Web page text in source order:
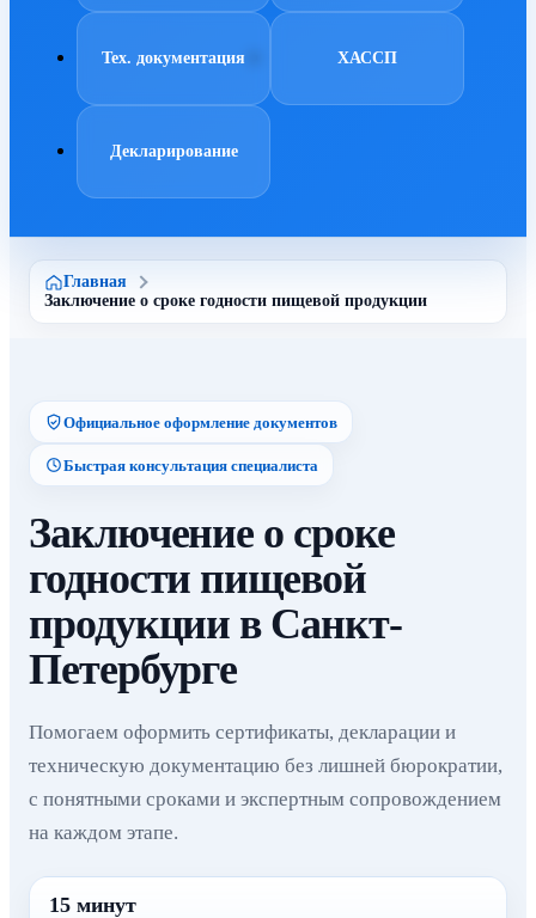
Тех. документация ХАССП
Декларирование
Главная
Заключение о сроке годности пищевой продукции
Официальное оформление документов
Быстрая консультация специалиста
Заключение о сроке
годности пищевой
продукции в Санкт-
Петербурге
Помогаем оформить сертификаты, декларации и
техническую документацию без лишней бюрократии,
с понятными сроками и экспертным сопровождением
на каждом этапе.
15 минут